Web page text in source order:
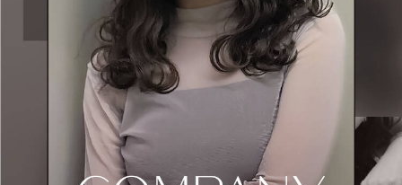
BARBER
REGULAR EMPLOYEE
SUBCONTRACTOR 個人事業
PDF DATE